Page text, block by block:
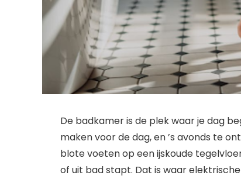
De badkamer is de plek waar je dag
maken voor de dag, en ’s avonds te
blote voeten op een ijskoude
of uit bad stapt. Dat is waar